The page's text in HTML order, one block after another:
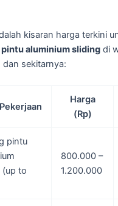
kisaran harga terkini
aluminium sliding di
dan sekitarnya:
Harga
(Rp)
pintu
(up to
800.000 –
1.200.000